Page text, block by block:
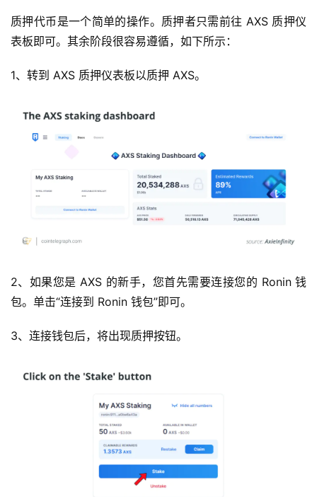
质押代币是一个简单的操作。质押者只需前往 AXS 质押仪
表板即可。其余阶段很容易遵循，如下所示：
1、转到 AXS 质押仪表板以质押 AXS。
2、如果您是 AXS 的新手，您首先需要连接您的 Ronin 钱
包。单击“连接到 Ronin 钱包”即可。
3、连接钱包后，将出现质押按钮。